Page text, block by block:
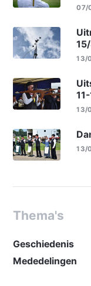
07/
13/
13/
13/
Thema's
Geschiedenis
Mededelingen